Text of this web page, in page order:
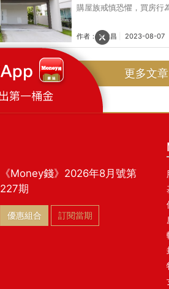
購屋族戒慎恐懼，買房行
建商為主，包括全國型與
發生在代銷上，如海悅
名代銷的業績表現也不錯
可略知一二。 由於品牌
提升建築品質、用較好
作者： 何世昌 2023-08-07
更多文章
《Money錢》2026年8月號第
227期
優惠組合 訂閱當期